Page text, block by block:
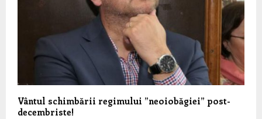
Vântul schimbării regimului ”neoiobăgiei” post-
decembriste!